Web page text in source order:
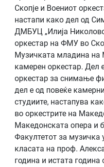
Скопје и Воениот
настапи како дел од
ДМБУЦ „Илија
оркестар на ФМУ во
Музичката младина на
камерен оркестар. Дел
оркестар за снимање
дел е од повеќе
студиите, настапува
во оркестрите на
Македонската опера и
Факултетот за музичка
класата на проф.
година и истата година